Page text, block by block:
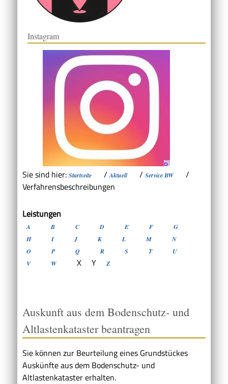
Instagram
Sie sind hier: Startseite /Aktuell / Service BW
/
Verfahrensbeschreibungen
Leistungen
A B C D E F
G
H
I J K L M
N
O
P Q R S T
U
V
W X Y Z
Auskunft aus dem Bodenschutz- und
Altlastenkataster beantragen
Sie können zur Beurteilung eines Grundstückes
Auskünfte aus dem Bodenschutz- und
Altlastenkataster erhalten.